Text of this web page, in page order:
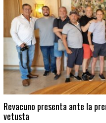
5
Revacuno presenta ante la
vetusta